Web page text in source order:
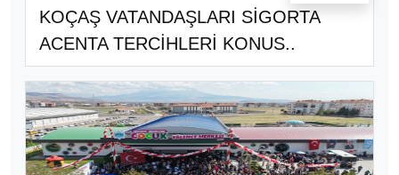
KOÇAŞ VATANDAŞLARI SİGORTA
ACENTA TERCİHLERİ KONUS..